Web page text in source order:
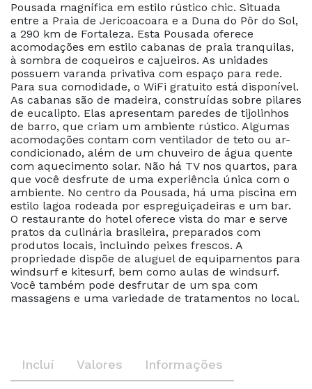
Pousada magnífica em estilo rústico chic. Situada
entre a Praia de Jericoacoara e a Duna do Pôr do Sol,
a 290 km de Fortaleza. Esta Pousada oferece
acomodações em estilo cabanas de praia tranquilas,
à sombra de coqueiros e cajueiros. As unidades
possuem varanda privativa com espaço para rede.
Para sua comodidade, o WiFi gratuito está disponível.
As cabanas são de madeira, construídas sobre pilares
de eucalipto. Elas apresentam paredes de tijolinhos
de barro, que criam um ambiente rústico. Algumas
acomodações contam com ventilador de teto ou ar-
condicionado, além de um chuveiro de água quente
com aquecimento solar. Não há TV nos quartos, para
que você desfrute de uma experiência única com o
ambiente. No centro da Pousada, há uma piscina em
estilo lagoa rodeada por espreguiçadeiras e um bar.
O restaurante do hotel oferece vista do mar e serve
pratos da culinária brasileira, preparados com
produtos locais, incluindo peixes frescos. A
propriedade dispõe de aluguel de equipamentos para
windsurf e kitesurf, bem como aulas de windsurf.
Você também pode desfrutar de um spa com
massagens e uma variedade de tratamentos no local.
Inclui Valores Informações